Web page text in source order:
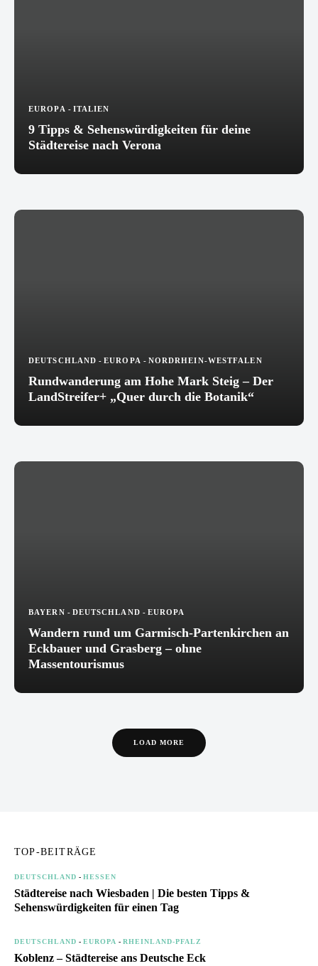
EUROPA - ITALIEN
9 Tipps & Sehenswürdigkeiten für deine
Städtereise nach Verona
DEUTSCHLAND -EUROPA - NORDRHEIN-WESTFALEN
Rundwanderung am Hohe Mark Steig – Der
LandStreifer+ „Quer durch die Botanik“
BAYERN - DEUTSCHLAND - EUROPA
Wandern rund um Garmisch-Partenkirchen an
Eckbauer und Grasberg – ohne
Massentourismus
LOAD MORE
TOP-BEITRÄGE
DEUTSCHLAND - HESSEN
Städtereise nach Wiesbaden | Die besten Tipps &
Sehenswürdigkeiten für einen Tag
DEUTSCHLAND - EUROPA - RHEINLAND-PFALZ
Koblenz – Städtereise ans Deutsche Eck